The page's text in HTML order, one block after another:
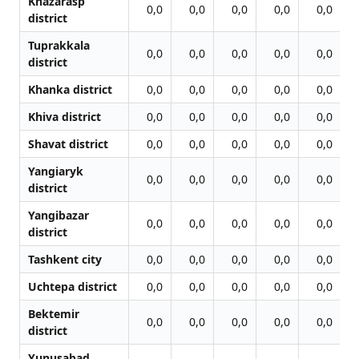
district
0,0 0,0 0,0 0,0 0,0
Tuprakkala
district
0,0 0,0 0,0 0,0 0,0
Khanka district 0,0 0,0 0,0 0,0
0,0
Khiva district
0,0 0,0 0,0 0,0
0,0
Shavat district
0,0 0,0 0,0 0,0
0,0
Yangiaryk
district
0,0 0,0 0,0 0,0 0,0
Yangibazar
district
0,0 0,0 0,0 0,0 0,0
Tashkent city 0,0 0,0 0,0 0,0
0,0
Uchtepa district
0,0 0,0 0,0 0,0
0,0
Bektemir
district
0,0 0,0 0,0 0,0 0,0